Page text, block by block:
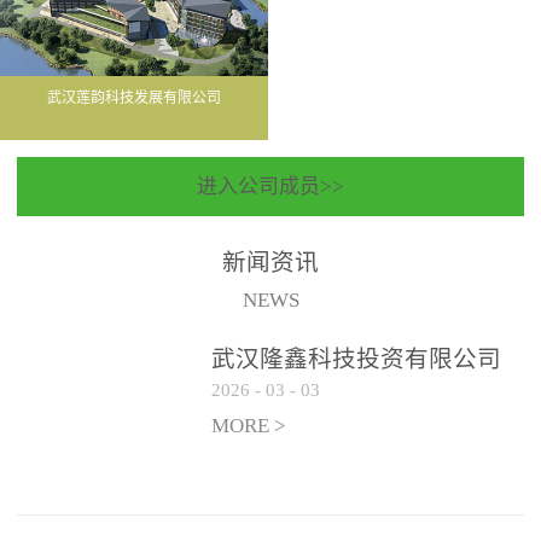
武汉莲韵科技发展有限公司
进入公司成员>>
新闻资讯
NEWS
武汉隆鑫科技投资有限公司
聘请常年法律顾问服务机构
遴选公告
2026 - 03 - 03
MORE >